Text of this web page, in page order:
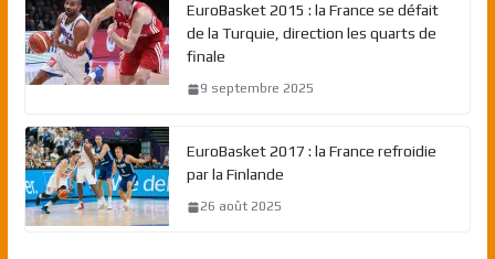
EuroBasket 2015 : la France se défait
de la Turquie, direction les quarts de
finale
9 septembre 2025
EuroBasket 2017 : la France refroidie
par la Finlande
26 août 2025